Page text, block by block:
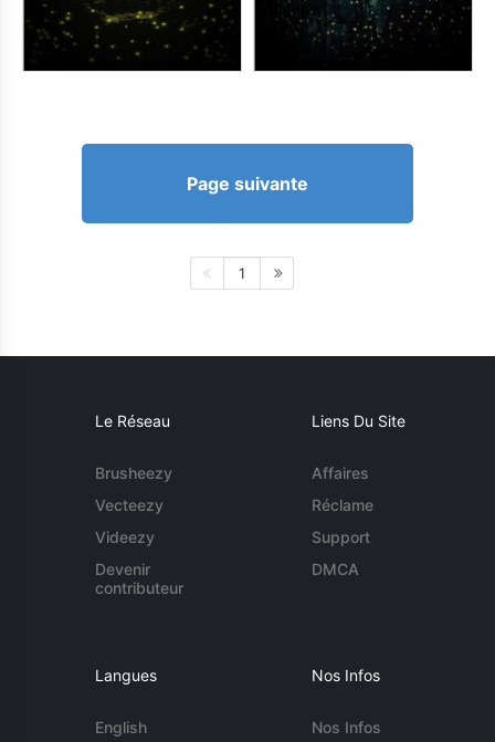
Page suivante
1
Le Réseau
Brusheezy
Vecteezy
Videezy
Devenir
contributeur
Liens Du Site
Affaires
Réclame
Support
DMCA
Langues
English
Nos Infos
Nos Infos